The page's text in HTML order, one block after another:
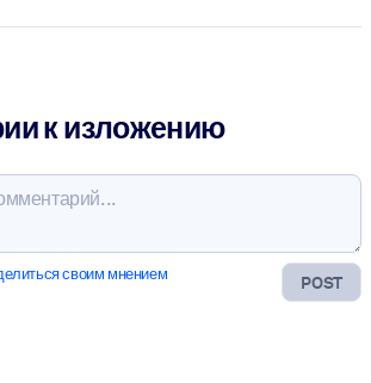
к изложению
POST
своим мнением